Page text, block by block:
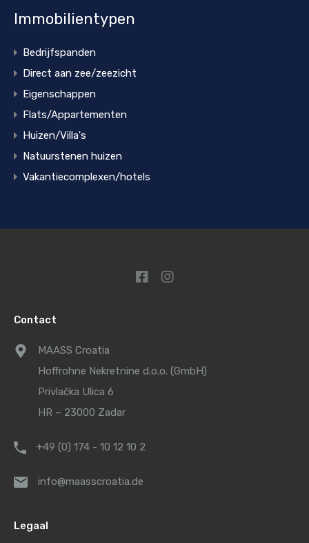
Immobilientypen
Bedrijfspanden
Direct aan zee/zeezicht
Eigenschappen
Flats/Appartementen
Huizen/Villa's
Natuurstenen huizen
Vakantiecomplexen/hotels
Contact
MAASS Croatia
Hoffrohne Nekretnine d.o.o. (GmbH)
Privlačka Ulica 6
HR – 23000 Zadar
+49 (0) 174 - 10 12 10 2
info@maasscroatia.de
Legaal